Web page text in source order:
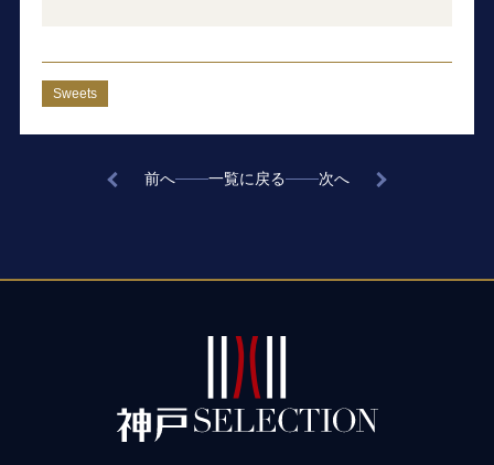
Sweets
前へ 一覧に戻る 次へ